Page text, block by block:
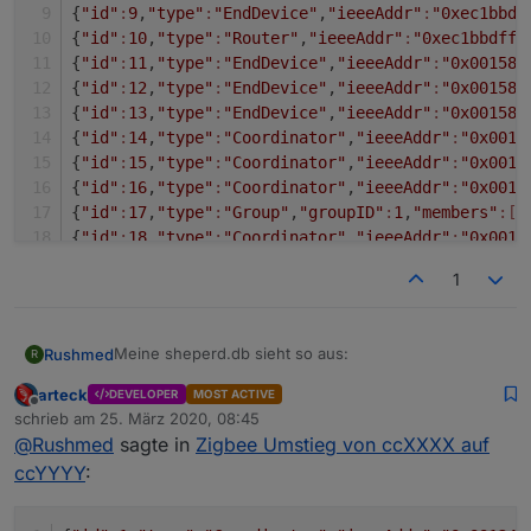
{"id" : 9, "type" : "EndDevice" , "ieeeAddr" :
{"id" : 10, "type" : "Router" , "ieeeAddr" :
{"id" : 11, "type" : "EndDevice" , "ieeeAddr" :
{"id" : 12, "type" : "EndDevice" , "ieeeAddr" :
{"id" : 13, "type" : "EndDevice" , "ieeeAddr" :
{"id" : 14, "type" : "Coordinator" , "ieeeAddr" :
{"id" : 15, "type" : "Coordinator" , "ieeeAddr" :
{"id" : 16, "type" : "Coordinator" , "ieeeAddr" :
{"id" : 17, "type" : "Group" , "groupID" : 1, "members" :[]
{"id" : 18 "type" : "Coordinator" "ieeeAddr" :
1
R RushmedMeine sheperd.db sieht so aus:
Offline
arteck DEVELOPER MOST ACTIVE
schrieb am 25. März 2020, 08:45
zuletzt editiert von
@Rushmed sagte in Zigbee Umstieg von ccXXXX auf
ccYYYY: